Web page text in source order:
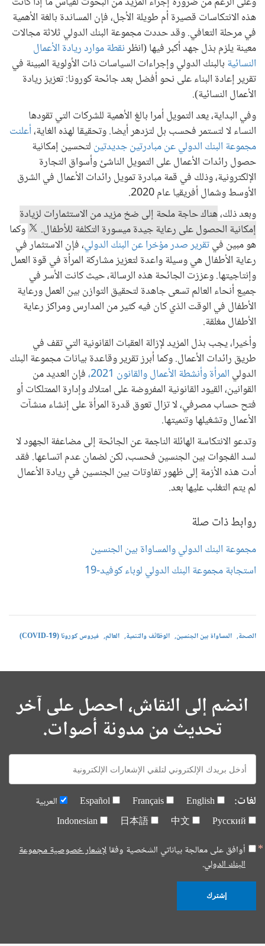
هذه الانتكاسات قصيرة أم طويلة الأجل، فإن المساندة بالغة الأهمية
في مرحلة التعافي. وقد حددت مجموعة البنك الدولي ثلاثة مجالات
معينة يلزم بذل جهد أكبر فيها (انظرنقطة موارد ريادة الأعمال
النسائية بالبنك الدولي وإجراءات السياسات ذات الأولوية المبينة في
تقرير إعادة البناء على نحو أفضل بعد جائحة كورونا: تعزيز ريادة
الأعمال النسائية).
وفي البداية، يعد التمويل أمرا بالغ الأهمية للشركات التي تقودها
النساء لا لتستمر فحسب بل لتزدهر أيضا. وتحقيقا لهذه الغاية،أعلنت
مجموعة البنك الدولي عن مبادرتين جديدتين لتحسين إمكانية
حصول رائدات الأعمال على التمويل الناشئ وأسواق التجارة
الإلكترونية، وذلك في قمة مبادرة تمويل رائدات الأعمال في الشرق
الأوسط وشمال أفريقيا عام 2020.
وبعد ذلك،هناك حاجة ملحة إلى ضخ مزيد من الاستثمارات لزيادة
إمكانية الحصول على رعاية جيدة ميسورة التكلفة للأطفال.
وكما
هو مبين فيتقرير صدر مؤخرا عن البنك الدولي، فإن الاستثمار في
رعاية الأطفال هي وسيلة واعدة لتعزيز مشاركة المرأة في قوة العمل
وإنتاجيتها. وعززت الجائحة هذه الرسالة، حيث كانت الأسر في
جميع أنحاء العالم تسعى جاهدة لتحقيق التوازن بين العمل ورعاية
الأطفال في الوقت الذي كان فيه كثير من المدارس ومراكز رعاية
الأطفال مغلقة.
وأخيرا، يجب بذل المزيد لإزالة العقبات القانونية التي تقف في
طريق رائدات الأعمال. وكما أبرز تقرير وقاعدة بيانات مجموعة البنك
الدولي المرأة وأنشطة الأعمال والقانون 2021،
فإن العديد من
القوانين، القيود القانونية المفروضة على امتلاك وإدارة الممتلكات أو
فتح حساب مصرفي، لا تزال تعوق قدرة المرأة على إنشاء منشآت
الأعمال وتشغيلها وتنميتها.
وتدعو الانتكاسة الهائلة الناجمة عن الجائحة إلى مضاعفة الجهود لا
لسد الفجوات بين الجنسين فحسب، لكن لضمان عدم اتساعها. فقد
أدت هذه الأزمة إلى ظهور تفاوتات بين الجنسين في ريادة الأعمال
لم يتم التغلب عليها بعد.
روابط ذات صلة
مجموعة البنك الدولي والمساواة بين الجنسين
استجابة مجموعة البنك الدولي لوباء كوفيد-19
الصحة المساواة بين الجنسين الوظائف والتنمية العالم فيروس كورونا (COVID-19)
انضم إلى النقاش، احصل على آخر
تحديث من مدونة أصوات.
E-
mail:
لغات: English
Français
Español
العربية
Русский
中文
日本語
Indonesian
أوافق على معالجة بياناتي الشخصية وفقالإشعار خصوصية مجموعة
البنك الدولي.
إشترك